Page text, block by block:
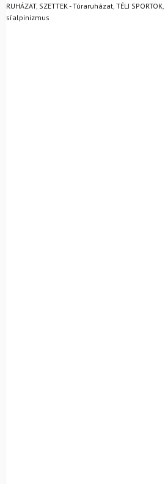
Mik a visszaküldés feltételei?
RUHÁZAT, SZETTEK - Túraruházat, TÉLI SPORTOK,
síalpinizmus